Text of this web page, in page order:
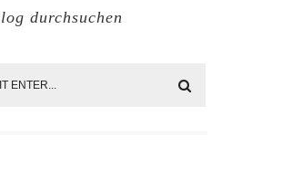
durchsuchen